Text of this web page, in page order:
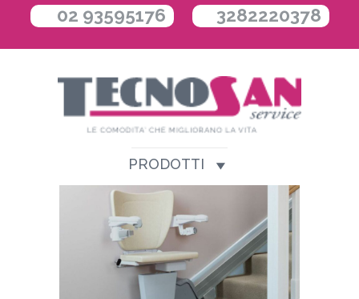
02 93595176 3282220378
PRODOTTI